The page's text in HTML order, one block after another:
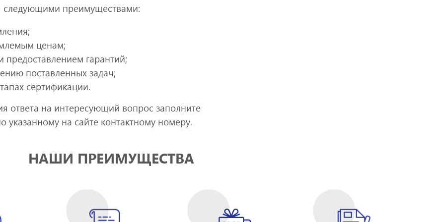
следующими преимуществами:
ценам;
гарантий;
поставленных задач;
сертификации.
ответа на интересующий вопрос заполните
на сайте контактному номеру.
НАШИ ПРЕИМУЩЕСТВА